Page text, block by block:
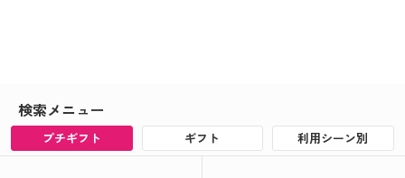
検索メニュー
プチギフト ギフト 利用シーン別